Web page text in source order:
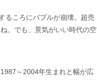
るころにバブルが崩壊。超売
。でも、景気がいい時代の空
～2004年生まれと幅が広